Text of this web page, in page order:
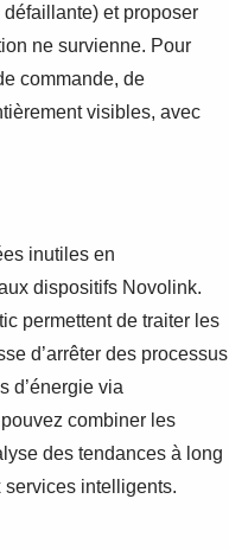
et proposer
ne survienne. Pour
commande, de
visibles, avec
inutiles en
dispositifs Novolink.
permettent de traiter les
d’arrêter des processus
d’énergie via
combiner les
des tendances à long
intelligents.